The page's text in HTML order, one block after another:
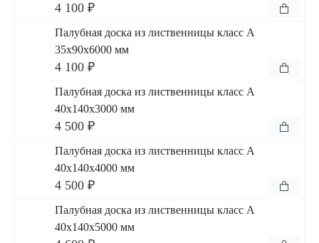
4 100 ₽
Палубная доска из лиственницы класс А
35x90x6000 мм
4 100 ₽
Палубная доска из лиственницы класс А
40x140x3000 мм
4 500 ₽
Палубная доска из лиственницы класс А
40x140x4000 мм
4 500 ₽
Палубная доска из лиственницы класс А
40x140x5000 мм